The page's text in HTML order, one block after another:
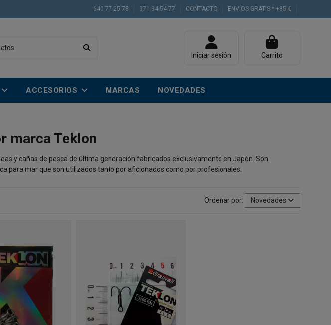
640 77 25 78 971 34 54 77 CONTACTO ENVÍOS GRATIS * +85 €
Iniciar sesión Carrito
ACCESORIOS MARCAS NOVEDADES
marca Teklon
y cañas de pesca de última generación fabricados exclusivamente en Japón. Son
para mar que son utilizados tanto por aficionados como por profesionales.
Ordenar por: Novedades